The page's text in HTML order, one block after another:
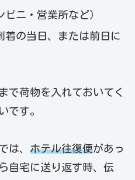
ニ・営業所など）
着の当日、または前日に
で荷物を入れておいてく
です。
は、 ホテル往復便があっ
自宅に送り返す時、伝